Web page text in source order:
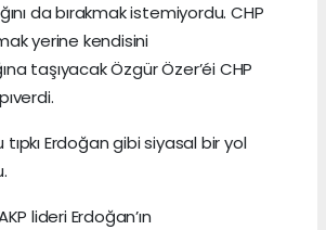
da bırakmak istemiyordu. CHP
yerine kendisini
taşıyacak Özgür Özer’éi CHP
Erdoğan gibi siyasal bir yol
lideri Erdoğan’ın